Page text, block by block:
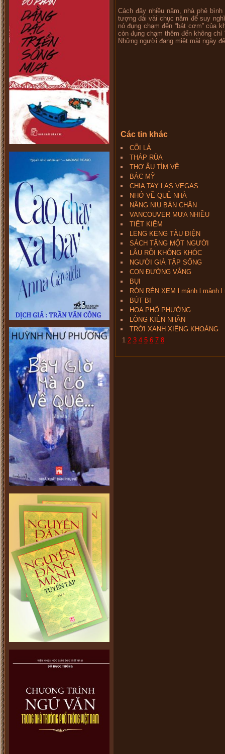
Cách đây nhiều năm, nhà phê
tượng đài vài chục năm để suy
nó đụng chạm đến “bát cơm” của
còn đụng chạm thêm đến không
Những người đang miệt mài ngày
Các tin khác
CÕI LÁ
THÁP RÙA
THƠ ẤU TÌM VỀ
BẮC MỸ
CHIA TAY LAS VEGAS
NHỚ VỀ QUÊ NHÀ
NÂNG NIU BÀN CHÂN
VANCOUVER MƯA NHIỀU
TIẾT KIỆM
LENG KENG TÀU ĐIỆN
SÁCH TẶNG MỘT NGƯỜI
LÂU RỒI KHÔNG KHÓC
NGƯỜI GIÀ TẬP SỐNG
CON ĐƯỜNG VẮNG
BỤI
RÓN RÉN XEM l mảnh l mảnh
BÚT BI
HOA PHỐ PHƯỜNG
LÒNG KIÊN NHẪN
TRỜI XANH XIÊNG KHOẢNG
1 2 3 4 5 6 7 8